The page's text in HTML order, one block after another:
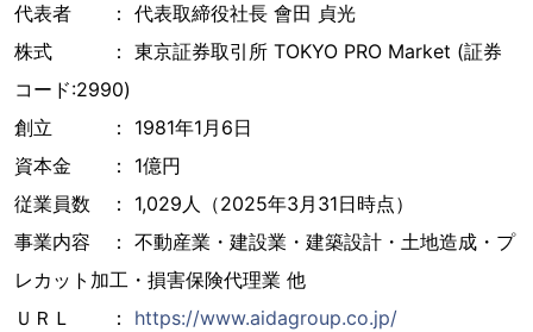
代表者 ： 代表取締役社長 會田 貞光
株式 ： 東京証券取引所 TOKYO PRO Market (証券
コード:2990)
創立 ： 1981年1月6日
資本金 ： 1億円
従業員数 ： 1,029人（2025年3月31日時点）
事業内容 ： 不動産業・建設業・建築設計・土地造成・プ
レカット加工・損害保険代理業 他
ＵＲＬ ： https://www.aidagroup.co.jp/